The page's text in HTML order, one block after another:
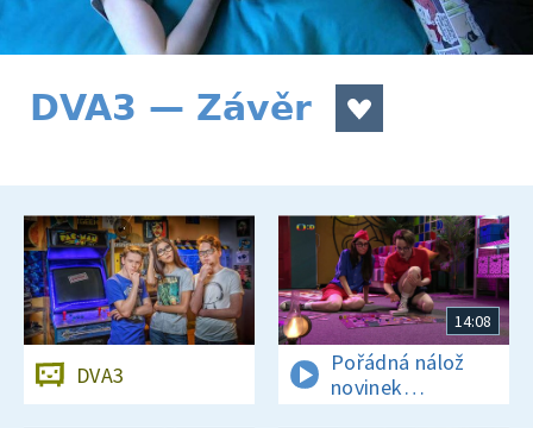
DVA3 — Závěr
DVA3
14:08
Pořádná nálož
novinek
a zajímavostí